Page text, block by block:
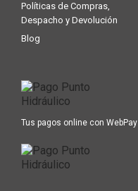
Políticas de Compras,
Despacho y Devolución
Blog
Tus pagos online con WebPay